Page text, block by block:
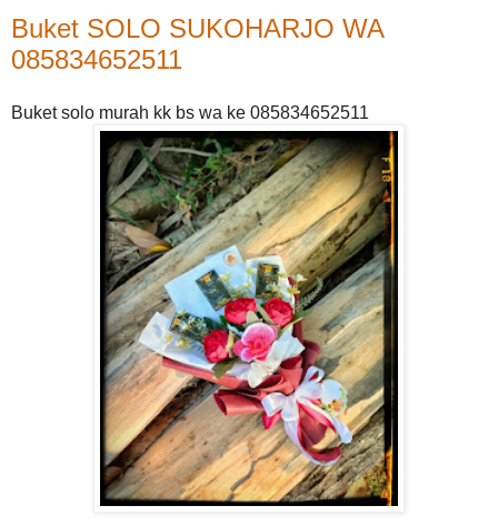
Buket SOLO SUKOHARJO WA
085834652511
Buket solo murah kk bs wa ke 085834652511